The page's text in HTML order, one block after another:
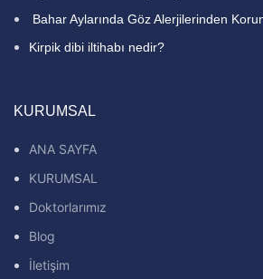
Bahar Aylarında Göz Alerjilerinden
Kirpik dibi iltihabı nedir?
KURUMSAL
ANA SAYFA
KURUMSAL
Doktorlarımız
Blog
İletişim